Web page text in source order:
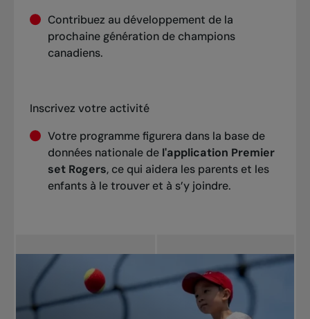
Contribuez au développement de la
prochaine génération de champions
canadiens.
Inscrivez votre activité
Votre programme figurera dans la base de
données nationale de l'application Premier
set Rogers, ce qui aidera les parents et les
enfants à le trouver et à s’y joindre.